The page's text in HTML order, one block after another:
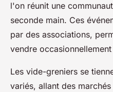
l'on réunit une
seconde main. Ces
par des associations,
vendre
Les vide-greniers se
variés, allant des